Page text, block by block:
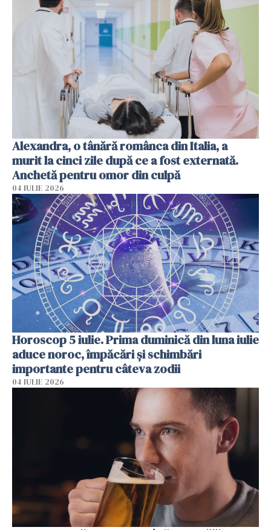
Alexandra, o tânără românca din Italia, a
murit la cinci zile după ce a fost externată.
Anchetă pentru omor din culpă
04 IULIE 2026
Horoscop 5 iulie. Prima duminică din luna iulie
aduce noroc, împăcări și schimbări
importante pentru câteva zodii
04 IULIE 2026